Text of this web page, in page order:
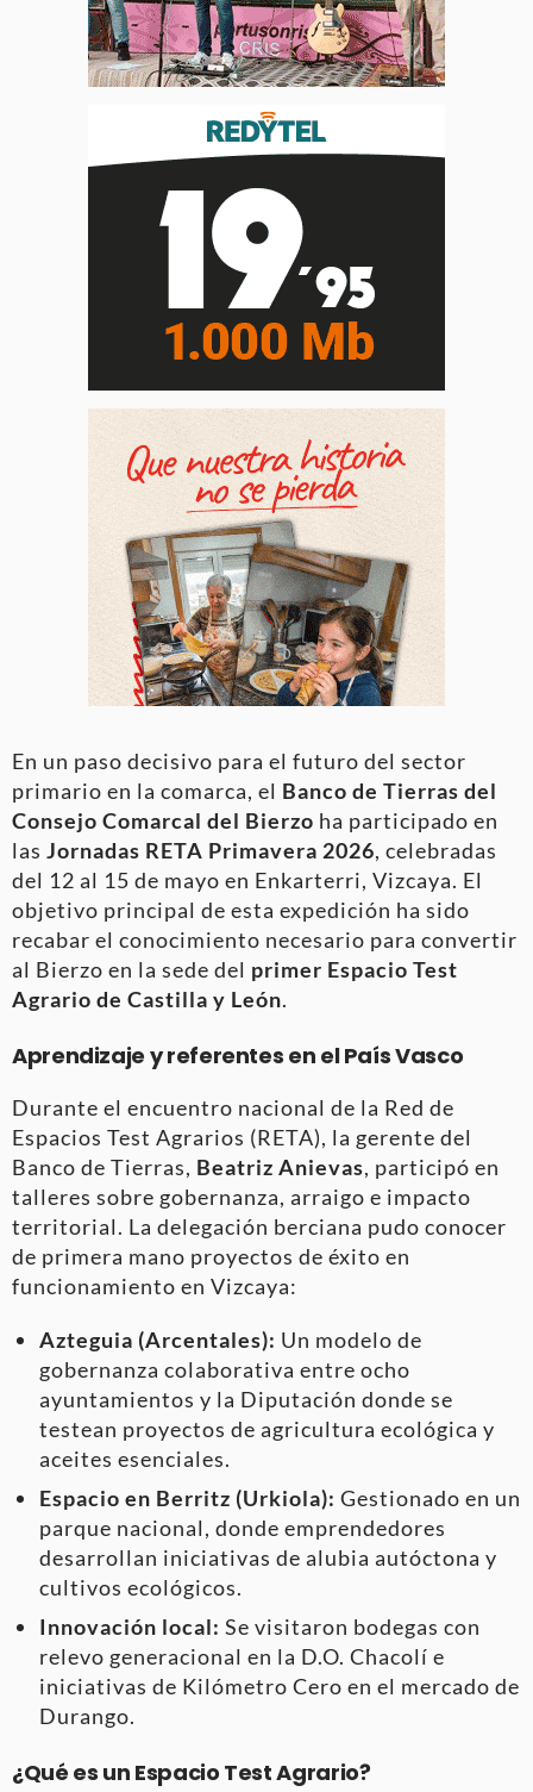
En un paso decisivo para el futuro del sector
primario en la comarca, el Banco de Tierras del
Consejo Comarcal del Bierzo ha participado en
las Jornadas RETA Primavera 2026, celebradas
del 12 al 15 de mayo en Enkarterri, Vizcaya. El
objetivo principal de esta expedición ha sido
recabar el conocimiento necesario para convertir
al Bierzo en la sede del primer Espacio Test
Agrario de Castilla y León.
Aprendizaje y referentes en el País Vasco
Durante el encuentro nacional de la Red de
Espacios Test Agrarios (RETA), la gerente del
Banco de Tierras, Beatriz Anievas, participó en
talleres sobre gobernanza, arraigo e impacto
territorial. La delegación berciana pudo conocer
de primera mano proyectos de éxito en
funcionamiento en Vizcaya:
Azteguia (Arcentales): Un modelo de
gobernanza colaborativa entre ocho
ayuntamientos y la Diputación donde se
testean proyectos de agricultura ecológica y
aceites esenciales.
Espacio en Berritz (Urkiola): Gestionado en un
parque nacional, donde emprendedores
desarrollan iniciativas de alubia autóctona y
cultivos ecológicos.
Innovación local: Se visitaron bodegas con
relevo generacional en la D.O. Chacolí e
iniciativas de Kilómetro Cero en el mercado de
Durango.
¿Qué es un Espacio Test Agrario?